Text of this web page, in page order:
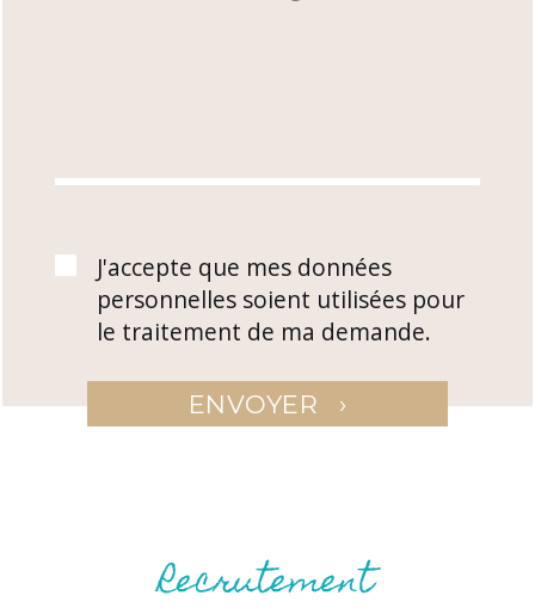
J'accepte que mes données
personnelles soient utilisées pour
le traitement de ma demande.
ENVOYER ›